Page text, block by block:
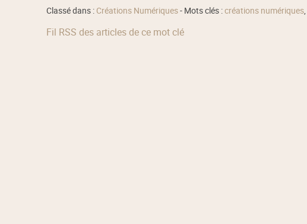
Classé dans : Créations Numériques- Mots clés :créations numériques,
Fil RSS des articles de ce mot clé